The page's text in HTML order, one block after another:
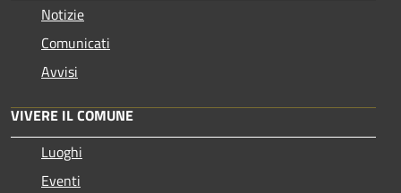
Notizie
Comunicati
Avvisi
VIVERE IL COMUNE
Luoghi
Eventi